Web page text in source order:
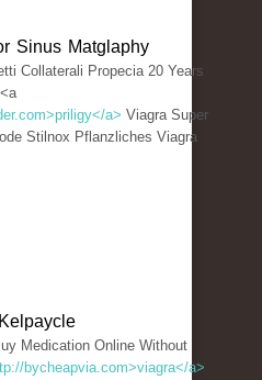
Sinus Matglaphy
Collaterali Propecia 20 Years
a> Viagra Super
Stilnox Pflanzliches Viagra
Medication Online Without
bycheapvia.com>viagra</a>